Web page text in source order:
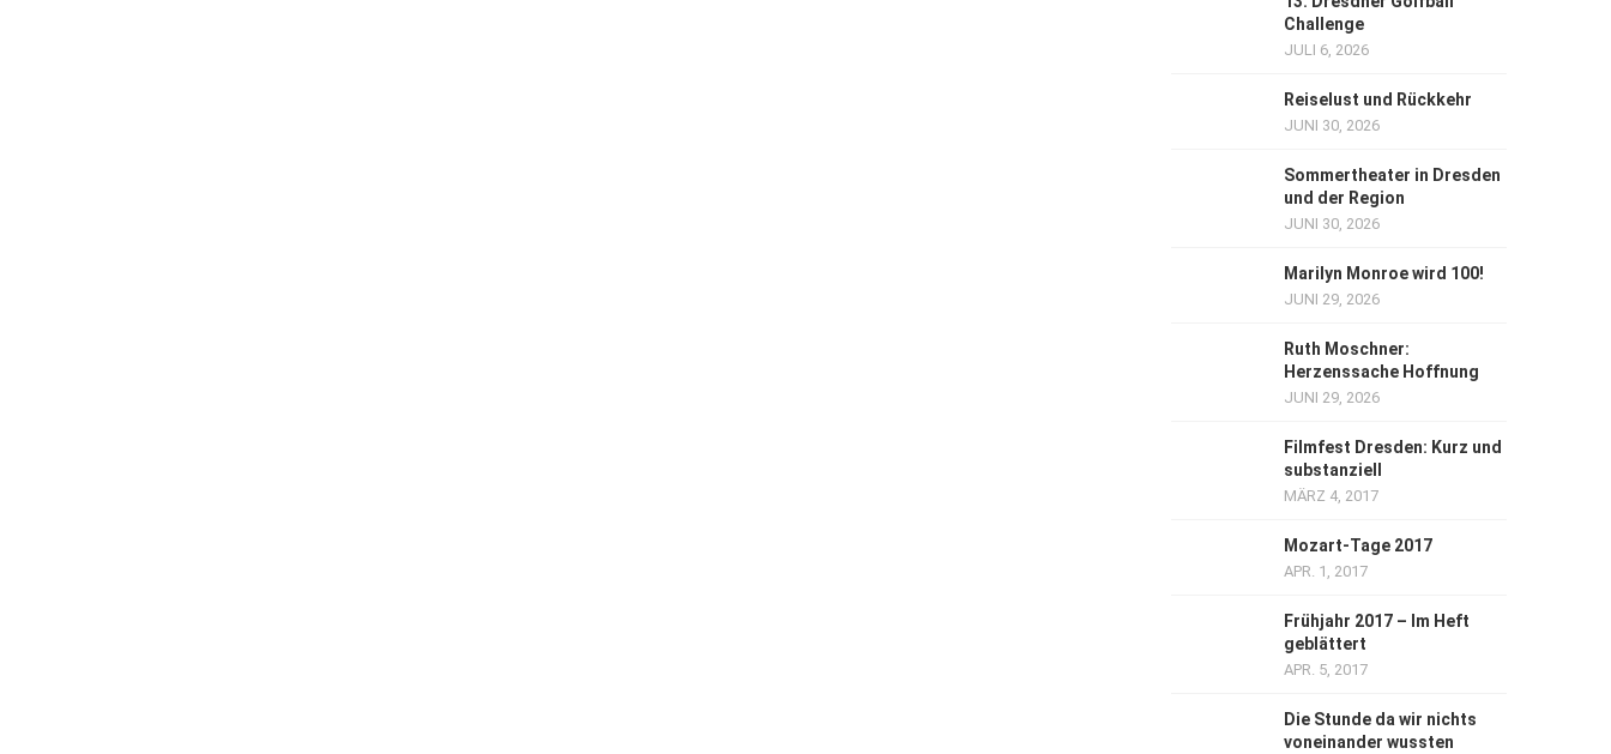
Challenge
JULI 6, 2026
Reiselust und Rückkehr
JUNI 30, 2026
Sommertheater in Dresden
und der Region
JUNI 30, 2026
Marilyn Monroe wird 100!
JUNI 29, 2026
Ruth Moschner:
Herzenssache Hoffnung
JUNI 29, 2026
Filmfest Dresden: Kurz und
substanziell
MÄRZ 4, 2017
Mozart-Tage 2017
APR. 1, 2017
Frühjahr 2017 – Im Heft
geblättert
APR. 5, 2017
Die Stunde da wir nichts
voneinander wussten